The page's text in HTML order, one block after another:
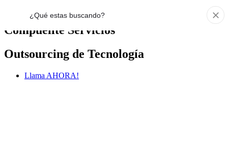
Compuelite Servicios
Outsourcing de Tecnología
Llama AHORA!